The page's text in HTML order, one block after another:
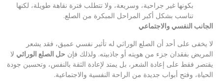
بكونها غير جراحية، وسريعة، ولا تتطلب فترة نقاهة طويلة، لكنها
تناسب بشكل أكبر المراحل المبكرة من الصلع.
الجانب النفسي والاجتماعي
لا يخفى على أحد أن الصلع الوراثي له تأثير نفسي عميق، فقد يشعر
المريض بفقدان جزء من هويته أو جاذبيته. ولذلك فإن حل الصلع الوراثي لا
يقتصر فقط على إعادة الشعر، بل يمتد لإعادة الثقة بالنفس، وتحسين جودة
الحياة، وفتح أبواب جديدة من الراحة النفسية والاجتماعية.